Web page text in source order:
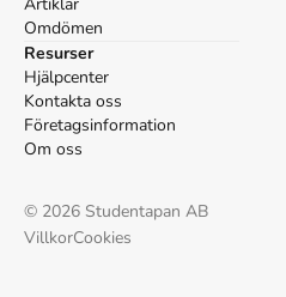
Omdömen
Resurser
Hjälpcenter
Kontakta oss
Företagsinformation
Om oss
© 2026 Studentapan AB
VillkorCookies